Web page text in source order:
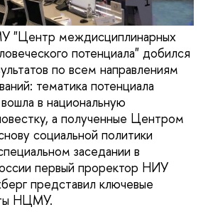
"Центр междисциплинарных
потенциала" добился
по всем направлениям
тематика потенциала
в национальную
а полученные Центром
социальной политики
заседании в
первый проректор НИУ
представил ключевые
НЦМУ.